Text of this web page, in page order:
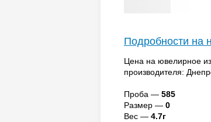
Подробности на
Цена на ювелирное
производителя:
Проба — 585
Размер — 0
Вес — 4.7г